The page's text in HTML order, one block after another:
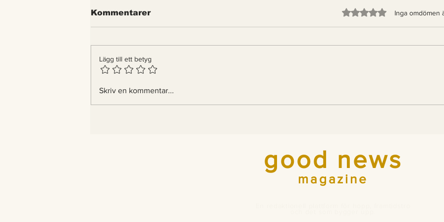
Indiens tigrar blir fler –
passager åt dem
Italien är skog
år
Kommentarer Betygsatt till 0 av 5Inga omdömen
Lägg till ett betyg
Skriv en kommentar...
good news
magazine